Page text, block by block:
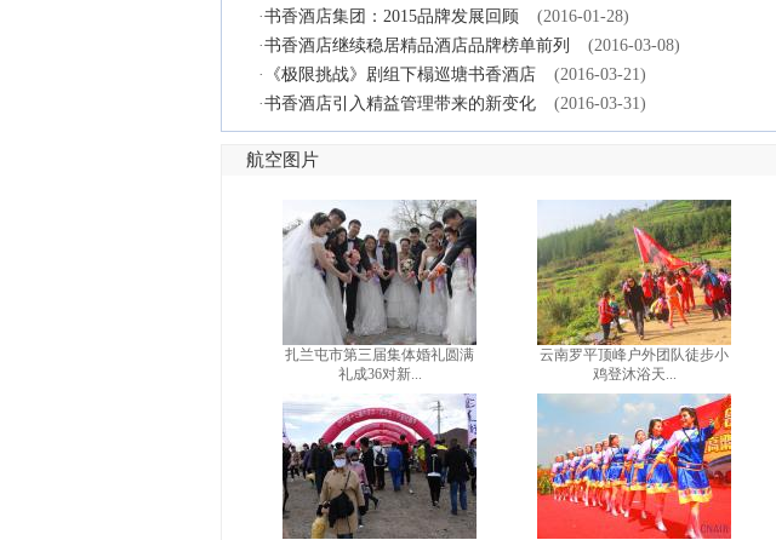
·书香酒店集团：2015品牌发展回顾
(2016-01-28)
·书香酒店继续稳居精品酒店品牌榜单前列
(2016-03-08)
·
《极限挑战》剧组下榻巡塘书香酒店
(2016-03-21)
·书香酒店引入精益管理带来的新变化 (2016-03-31)
航空图片
扎兰屯市第三届集体婚礼圆满
礼成36对新...
云南罗平顶峰户外团队徒步小
鸡登沐浴天...